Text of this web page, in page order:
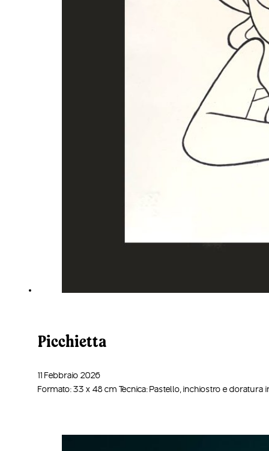
Picchietta
11 Febbraio 2026
Formato: 33 x 48 cm Tecnica: Pastello, inchiostro e